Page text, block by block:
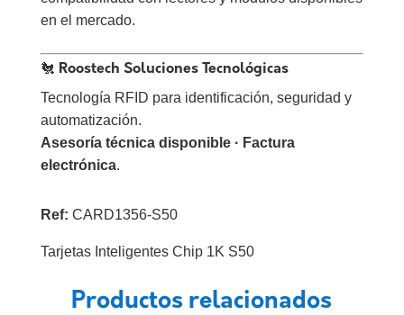
en el mercado.
🐔 Roostech Soluciones Tecnológicas
Tecnología RFID para identificación, seguridad y
automatización.
Asesoría técnica disponible · Factura
electrónica.
Ref: CARD1356-S50
Tarjetas Inteligentes Chip 1K S50
Productos relacionados